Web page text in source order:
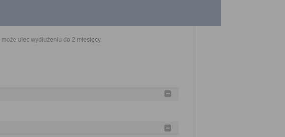
miesiąca od dnia złożenia kompletnego wniosku (do tego
prawa do dokonania określonych czynności, okresów
ulec wydłużeniu do 2 miesięcy.